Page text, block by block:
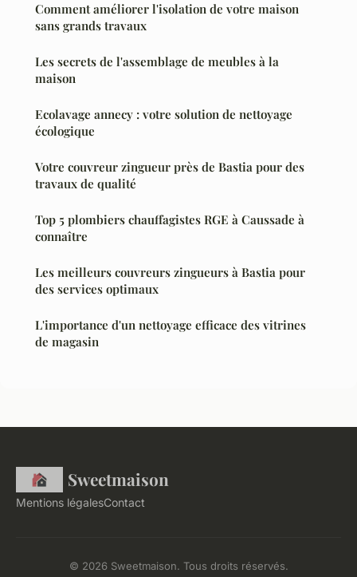
Comment améliorer l'isolation de votre maison
sans grands travaux
Les secrets de l'assemblage de meubles à la
maison
Ecolavage annecy : votre solution de nettoyage
écologique
Votre couvreur zingueur près de Bastia pour des
travaux de qualité
Top 5 plombiers chauffagistes RGE à Caussade à
connaître
Les meilleurs couvreurs zingueurs à Bastia pour
des services optimaux
L'importance d'un nettoyage efficace des vitrines
de magasin
Sweetmaison
Mentions légalesContact
© 2026 Sweetmaison. Tous droits réservés.